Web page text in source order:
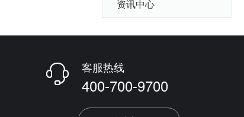
资讯中心
 客服热线
400-700-9700